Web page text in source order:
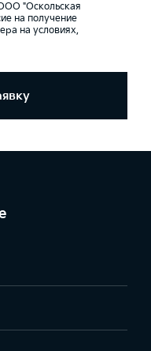
"Оскольская
на получение
на условиях,